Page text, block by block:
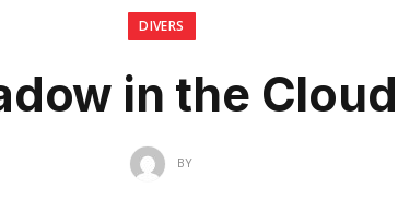
DIVERS
in the Cloud
BY